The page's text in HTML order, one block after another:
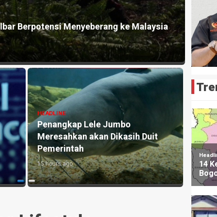
di Gurun Namibia
HEADLINE
Misteri Sedikit Ular Bisa
Menguasai Seluruh Pulau Guam
2 days ago
15
15